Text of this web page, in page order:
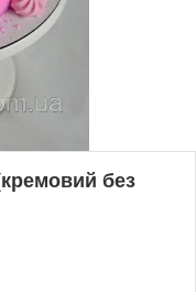
без